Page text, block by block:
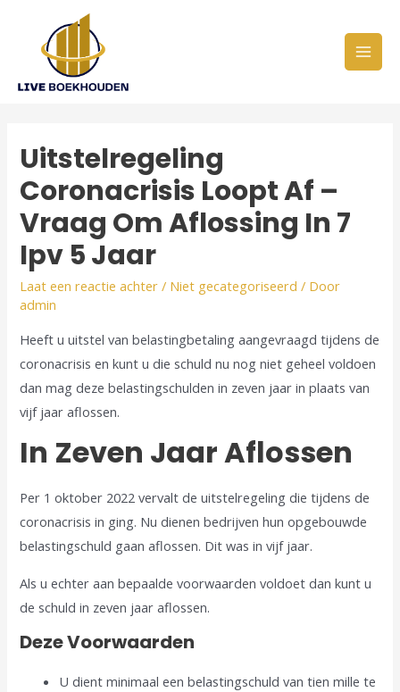
Uitstelregeling
Coronacrisis Loopt Af –
Vraag Om Aflossing In 7
Ipv 5 Jaar
Laat een reactie achter / Niet gecategoriseerd / Door
admin
Heeft u uitstel van belastingbetaling aangevraagd tijdens de
coronacrisis en kunt u die schuld nu nog niet geheel voldoen
dan mag deze belastingschulden in zeven jaar in plaats van
vijf jaar aflossen.
In Zeven Jaar Aflossen
Per 1 oktober 2022 vervalt de uitstelregeling die tijdens de
coronacrisis in ging. Nu dienen bedrijven hun opgebouwde
belastingschuld gaan aflossen. Dit was in vijf jaar.
Als u echter aan bepaalde voorwaarden voldoet dan kunt u
de schuld in zeven jaar aflossen.
Deze Voorwaarden
U dient minimaal een belastingschuld van tien mille te